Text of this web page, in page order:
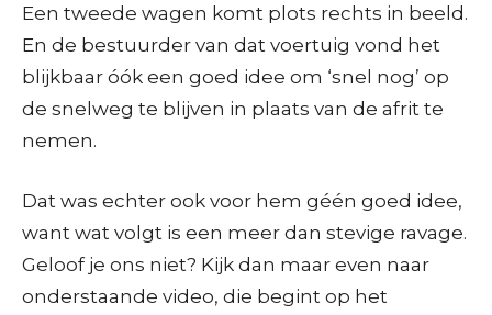
Een tweede wagen komt plots rechts in beeld.
En de bestuurder van dat voertuig vond het
blijkbaar óók een goed idee om ‘snel nog’ op
de snelweg te blijven in plaats van de afrit te
nemen.
Dat was echter ook voor hem géén goed idee,
want wat volgt is een meer dan stevige ravage.
Geloof je ons niet? Kijk dan maar even naar
onderstaande video, die begint op het